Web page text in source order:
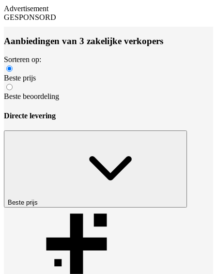
Advertisement
GESPONSORD
Aanbiedingen van 3 zakelijke verkopers
Sorteren op:
Beste prijs
Beste beoordeling
Directe levering
Beste prijs